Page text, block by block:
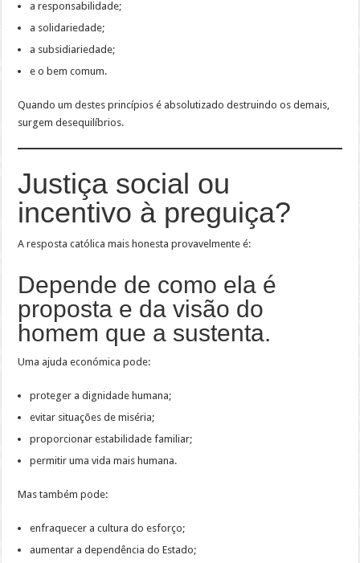
a responsabilidade;
a solidariedade;
a subsidiariedade;
e o bem comum.
Quando um destes princípios é absolutizado destruindo os demais,
surgem desequilíbrios.
Justiça social ou
incentivo à preguiça?
A resposta católica mais honesta provavelmente é:
Depende de como ela é
proposta e da visão do
homem que a sustenta.
Uma ajuda económica pode:
proteger a dignidade humana;
evitar situações de miséria;
proporcionar estabilidade familiar;
permitir uma vida mais humana.
Mas também pode:
enfraquecer a cultura do esforço;
aumentar a dependência do Estado;